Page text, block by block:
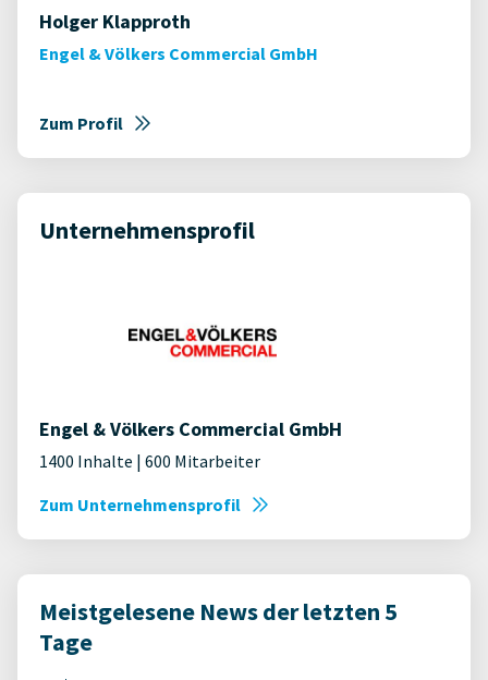
Holger Klapproth
Engel & Völkers Commercial GmbH
Zum Profil
Unternehmensprofil
Engel & Völkers Commercial GmbH
1400 Inhalte | 600 Mitarbeiter
Zum Unternehmensprofil
Meistgelesene News der letzten 5
Tage